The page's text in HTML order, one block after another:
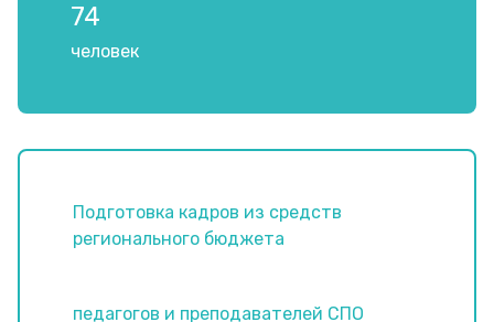
74
человек
Подготовка кадров из средств
регионального бюджета
педагогов и преподавателей СПО